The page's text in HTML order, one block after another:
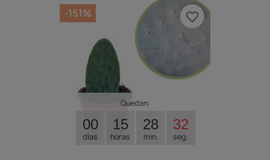
Quedan:
00
días
15
horas
28
min.
31
seg.
-151% favorite_border